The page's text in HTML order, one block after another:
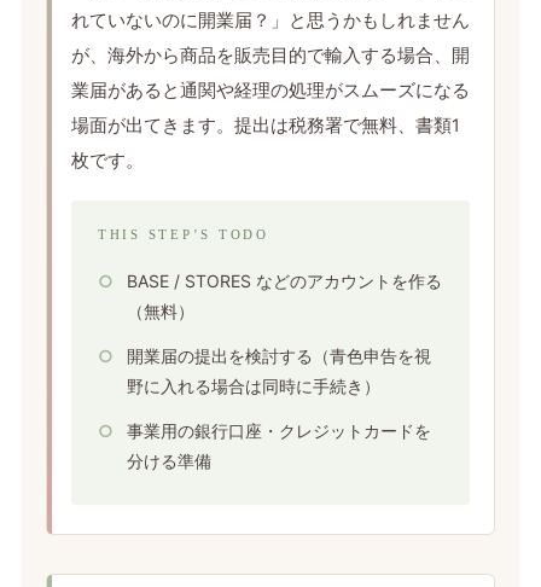
れていないのに開業届？」と思うかもしれません
が、海外から商品を販売目的で輸入する場合、開
業届があると通関や経理の処理がスムーズになる
場面が出てきます。提出は税務署で無料、書類1
枚です。
THIS STEP’S TODO
BASE / STORES などのアカウントを作る
（無料）
開業届の提出を検討する（青色申告を視
野に入れる場合は同時に手続き）
事業用の銀行口座・クレジットカードを
分ける準備